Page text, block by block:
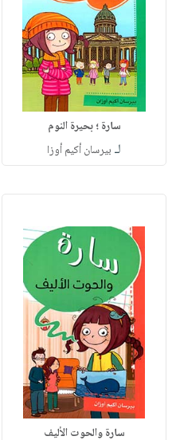
سارة ؛ بحيرة النوم
لـ بيرسان أكيم أوزا
سارة والحوت الأليف